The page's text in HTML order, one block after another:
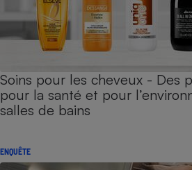
Soins pour les cheveux - Des
pour la santé et pour
salles de bains
ENQUÊTE